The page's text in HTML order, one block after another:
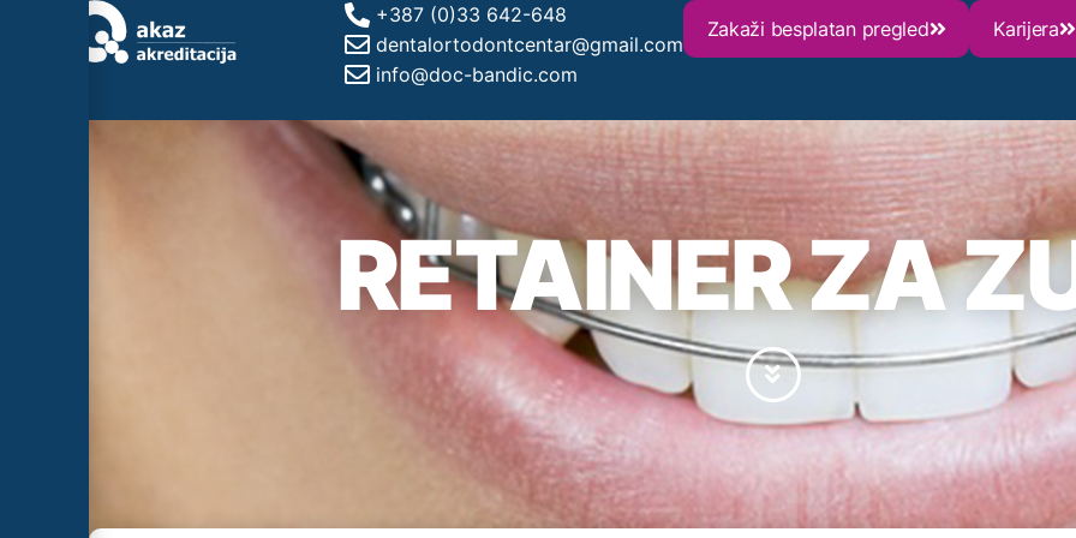
+387 (0)33 642-648
dentalortodontcentar@gmail.com
info@doc-bandic.com
Zakaži besplatan pregled Karijera
RETAINER ZA